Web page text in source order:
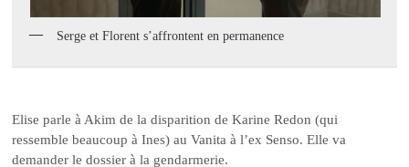
Serge et Florent s’affrontent en permanence
Elise parle à Akim de la disparition de Karine Redon (qui
ressemble beaucoup à Ines) au Vanita à l’ex Senso. Elle va
demander le dossier à la gendarmerie.